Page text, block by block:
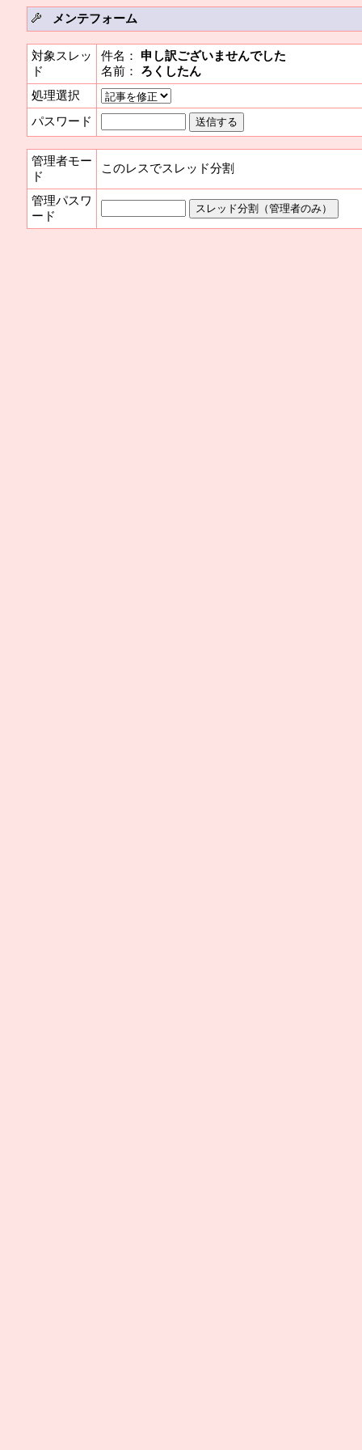
メンテフォーム
対象スレッ
ド
件名： 申し訳ございませんでした
名前： ろくしたん
処理選択
パスワード
管理者モー
ド
このレスでスレッド分割
管理パスワ
ード